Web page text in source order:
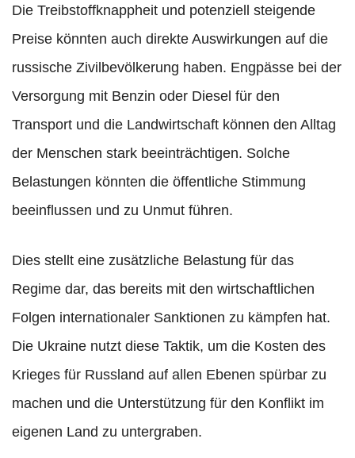
Die Treibstoffknappheit und potenziell steigende
Preise könnten auch direkte Auswirkungen auf die
russische Zivilbevölkerung haben. Engpässe bei der
Versorgung mit Benzin oder Diesel für den
Transport und die Landwirtschaft können den Alltag
der Menschen stark beeinträchtigen. Solche
Belastungen könnten die öffentliche Stimmung
beeinflussen und zu Unmut führen.
Dies stellt eine zusätzliche Belastung für das
Regime dar, das bereits mit den wirtschaftlichen
Folgen internationaler Sanktionen zu kämpfen hat.
Die Ukraine nutzt diese Taktik, um die Kosten des
Krieges für Russland auf allen Ebenen spürbar zu
machen und die Unterstützung für den Konflikt im
eigenen Land zu untergraben.